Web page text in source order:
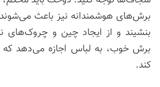
برش‌های هوشمندانه نیز باعث
بنشیند و از ایجاد چین و چروک‌های
برش خوب، به لباس اجازه می‌دهد که
کند.